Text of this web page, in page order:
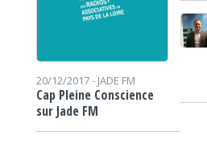
20/12/2017 - JADE FM
Cap Pleine Conscience
sur Jade FM